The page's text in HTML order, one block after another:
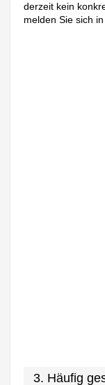
derzeit kein
melden Sie sich
3. Häufig